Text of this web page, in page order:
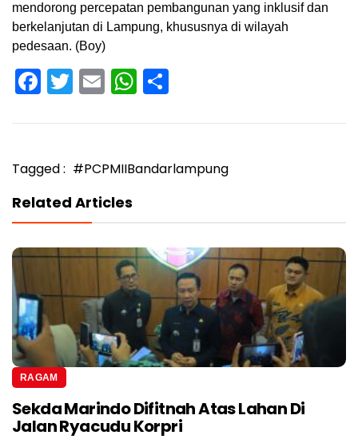
mendorong percepatan pembangunan yang inklusif dan
berkelanjutan di Lampung, khususnya di wilayah
pedesaan. (Boy)
Facebook
Twitter
EmailWhatsApp
Tagged : #PCPMIIBandarlampung
Related Articles
RAGAM
Sekda Marindo Difitnah Atas Lahan Di
Jalan Ryacudu Korpri